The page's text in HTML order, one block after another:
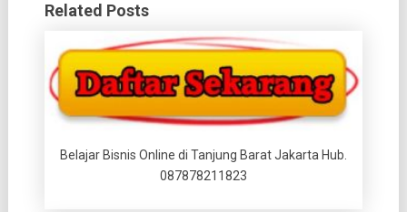
Related Posts
Belajar Bisnis Online di Tanjung Barat Jakarta Hub.
087878211823